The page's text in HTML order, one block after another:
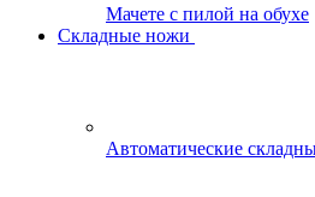
Мачете с пилой на обухе
Складные ножи
Автоматические